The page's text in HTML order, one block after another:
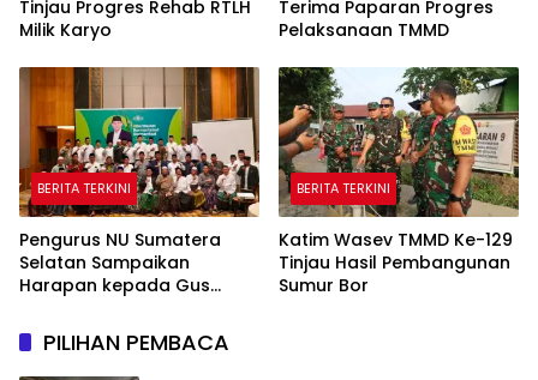
Tinjau Progres Rehab RTLH
Milik Karyo
Terima Paparan Progres
Pelaksanaan TMMD
BERITA TERKINI
Pengurus NU Sumatera
Selatan Sampaikan
Harapan kepada Gus
Pesantren
BERITA TERKINI
Katim Wasev TMMD Ke-129
Tinjau Hasil Pembangunan
Sumur Bor
PILIHAN PEMBACA